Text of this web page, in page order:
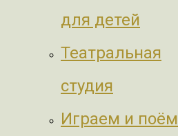
для детей
Театральная
студия
Играем и поём